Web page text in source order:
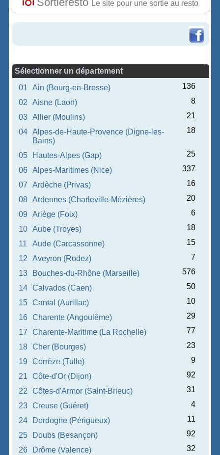
Le site pour une sortie au resto
Sélectionner un département
01
Ain (Bourg-en-Bresse)
136
02
Aisne (Laon)
8
03
Allier (Moulins)
21
04
Alpes-de-Haute-Provence (Digne-les-
Bains)
18
05 Hautes-Alpes (Gap)
25
06
Alpes-Maritimes (Nice)
337
07
Ardèche (Privas)
16
08
Ardennes (Charleville-Mézières)
20
09
Ariège (Foix)
6
10
Aube (Troyes)
18
11
Aude (Carcassonne)
15
12
Aveyron (Rodez)
7
13
Bouches-du-Rhône (Marseille)
576
14
Calvados (Caen)
50
15
Cantal (Aurillac)
10
16
Charente (Angoulême)
29
17
Charente-Maritime (La Rochelle)
77
18
Cher (Bourges)
23
19
Corrèze (Tulle)
9
21
Côte-d'Or (Dijon)
92
22
Côtes-d'Armor (Saint-Brieuc)
31
23
Creuse (Guéret)
4
24
Dordogne (Périgueux)
11
25
Doubs (Besançon)
92
26
Drôme (Valence)
32